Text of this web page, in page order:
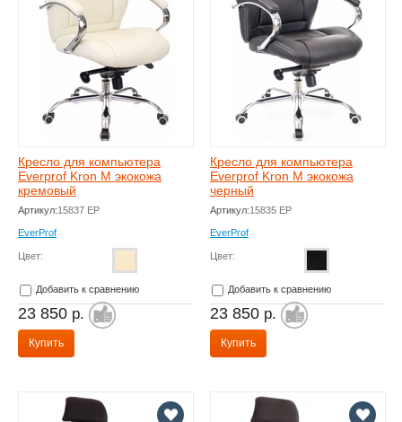
Кресло для компьютера
Everprof Kron M экокожа
кремовый
Артикул:15837 EP
EverProf
Цвет:
Добавить к сравнению
23 850 р.
Купить
Кресло для компьютера
Everprof Kron M экокожа
черный
Артикул:15835 EP
EverProf
Цвет:
Добавить к сравнению
23 850 р.
Купить